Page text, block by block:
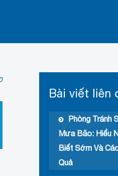
Bài viết liên
Phòng Tránh
Mưa Bão: Hiểu
Biết Sớm Và
Quả